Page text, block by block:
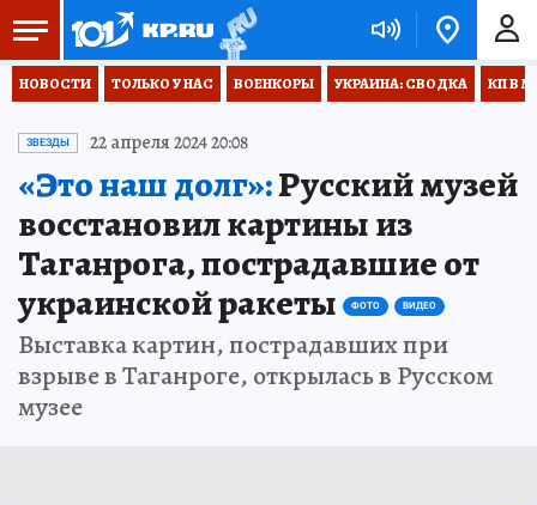
НОВОСТИ ТОЛЬКО У НАС ВОЕНКОРЫ УКРАИНА: СВОДКА КП В
ЗВЕЗДЫ 22 апреля 2024 20:08
«Это наш долг»:Русский музей
восстановил картины из
Таганрога, пострадавшие от
украинской ракеты
ФОТО ВИДЕО
Выставка картин, пострадавших при
взрыве в Таганроге, открылась в Русском
музее